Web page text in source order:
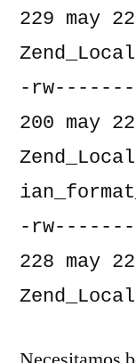
229 may
-rw-------
200 may
-rw-------
228 may